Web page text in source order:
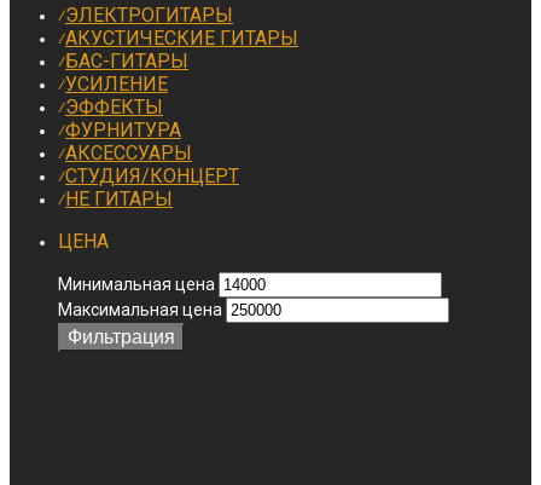
⁄ЭЛЕКТРОГИТАРЫ
⁄АКУСТИЧЕСКИЕ ГИТАРЫ
⁄БАС-ГИТАРЫ
⁄УСИЛЕНИЕ
⁄ЭФФЕКТЫ
⁄ФУРНИТУРА
⁄АКСЕССУАРЫ
⁄СТУДИЯ/КОНЦЕРТ
⁄НЕ ГИТАРЫ
ЦЕНА
Минимальная цена
Максимальная цена
Фильтрация